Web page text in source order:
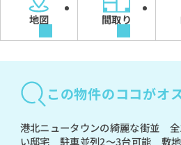
地図 間取り
この物件のココがオ
港北ニュータウンの綺麗な街並
い邸宅 駐車並列2～3台可能 敷